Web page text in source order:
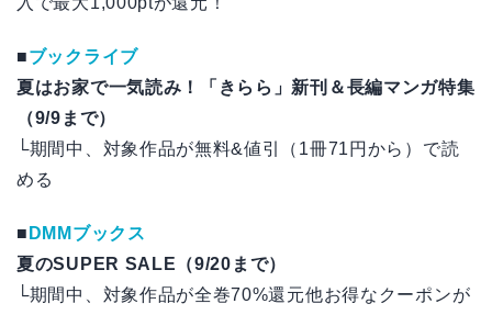
■ブックライブ
夏はお家で一気読み！「きらら」新刊＆長編マンガ特集
（9/9まで）
└期間中、対象作品が無料&値引（1冊71円から）で読
める
■ DMMブックス
夏のSUPER SALE（9/20まで）
└期間中、対象作品が全巻70%還元他お得なクーポンが